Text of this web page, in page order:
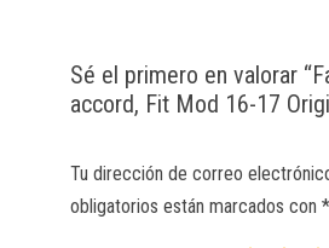
Sé el primero en valorar
accord, Fit Mod 16-17
Tu dirección de correo
obligatorios están marcados con*